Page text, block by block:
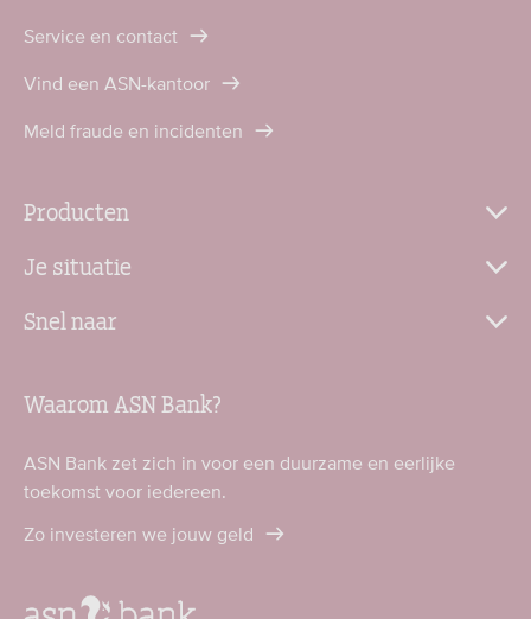
Service en contact
Vind een ASN-kantoor
Meld fraude en incidenten
Producten
Je situatie
Snel naar
Waarom ASN Bank?
ASN Bank zet zich in voor een duurzame en eerlijke
toekomst voor iedereen.
Zo investeren we jouw geld